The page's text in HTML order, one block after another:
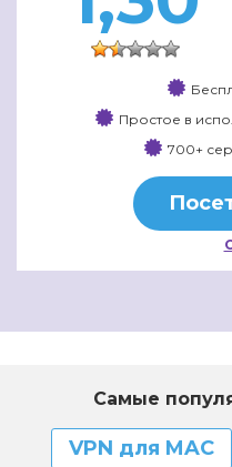
Простое в
700+
Самые
VPN для MAC